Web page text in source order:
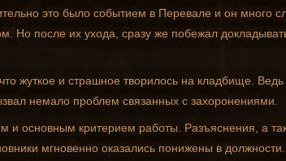
это было событием в Перевале и он много
Но после их ухода, сразу же побежал
жуткое и страшное творилось на кладбище.
немало проблем связанных с захоронениями.
и основным критерием работы. Разъяснения, а
мгновенно оказались понижены в